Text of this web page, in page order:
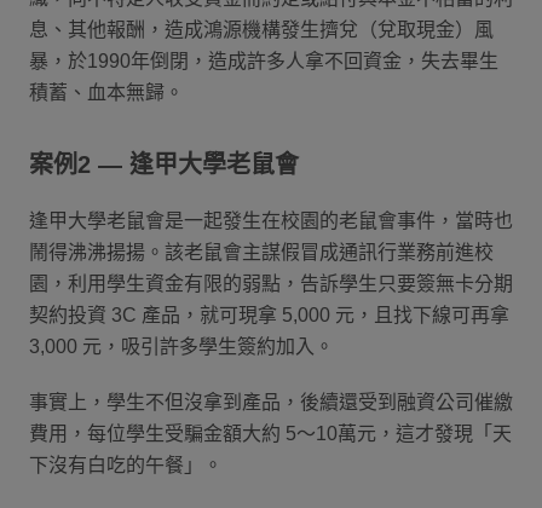
息、其他報酬，造成鴻源機構發生擠兌（兌取現金）風
暴，於1990年倒閉，造成許多人拿不回資金，失去畢生
積蓄、血本無歸。
案例2 — 逢甲大學老鼠會
逢甲大學老鼠會是一起發生在校園的老鼠會事件，當時也
鬧得沸沸揚揚。該老鼠會主謀假冒成通訊行業務前進校
園，利用學生資金有限的弱點，告訴學生只要簽無卡分期
契約投資 3C 產品，就可現拿 5,000 元，且找下線可再拿
3,000 元，吸引許多學生簽約加入。
事實上，學生不但沒拿到產品，後續還受到融資公司催繳
費用，每位學生受騙金額大約 5～10萬元，這才發現「天
下沒有白吃的午餐」。